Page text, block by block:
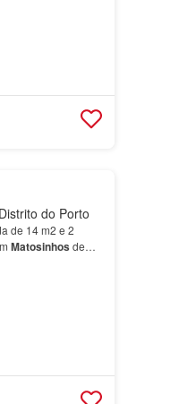
do Porto
de 14 m2 e 2
Matosinhos de